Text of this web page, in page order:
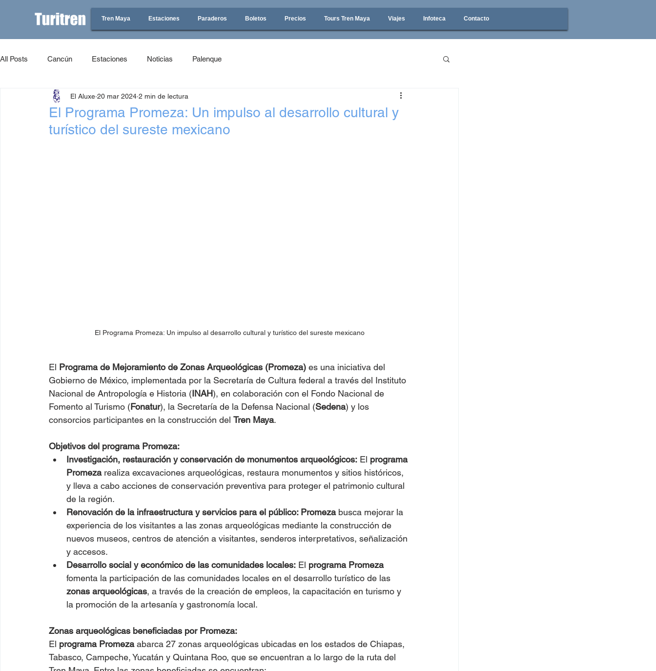
Tren Maya Estaciones Paraderos Boletos Precios Tours Tren Maya Viajes Infoteca Contacto
All Posts Cancún Estaciones Noticias Palenque
El Programa Promeza: Un impulso al desarrollo cultural y
turístico del sureste mexicano
El Aluxe 20 mar 2024 2 min de lectura
El Programa Promeza: Un impulso al desarrollo cultural y turístico del sureste mexicano
El Programa de Mejoramiento de Zonas Arqueológicas (Promeza) es una iniciativa del
Gobierno de México, implementada por la Secretaría de Cultura federal a través del Instituto
Nacional de Antropología e Historia (INAH), en colaboración con el Fondo Nacional de
Fomento al Turismo (Fonatur), la Secretaría de la Defensa Nacional (Sedena) y los
consorcios participantes en la construcción del Tren Maya.
Objetivos del programa Promeza:
Investigación, restauración y conservación de monumentos arqueológicos: El programa
Promeza realiza excavaciones arqueológicas, restaura monumentos y sitios históricos,
y lleva a cabo acciones de conservación preventiva para proteger el patrimonio cultural
de la región.
Renovación de la infraestructura y servicios para el público: Promeza busca mejorar la
experiencia de los visitantes a las zonas arqueológicas mediante la construcción de
nuevos museos, centros de atención a visitantes, senderos interpretativos, señalización
y accesos.
Desarrollo social y económico de las comunidades locales: El programa Promeza
fomenta la participación de las comunidades locales en el desarrollo turístico de las
zonas arqueológicas, a través de la creación de empleos, la capacitación en turismo y
la promoción de la artesanía y gastronomía local.
Zonas arqueológicas beneficiadas por Promeza:
El programa Promeza abarca 27 zonas arqueológicas ubicadas en los estados de Chiapas,
Tabasco, Campeche, Yucatán y Quintana Roo, que se encuentran a lo largo de la ruta del